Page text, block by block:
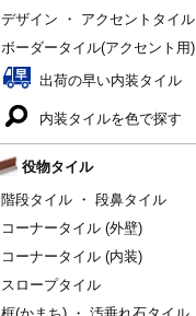
デザイン ・ アクセントタイル
ボーダータイル(アクセント用)
出荷の早い内装タイル
内装タイルを色で探す
役物タイル
階段タイル ・ 段鼻タイル
コーナータイル (外壁)
コーナータイル (内装)
スロープタイル
框(かまち) ・ 汚垂れ石タイル